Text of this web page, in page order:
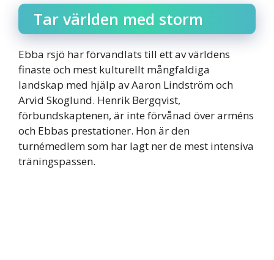
Tar världen med storm
Ebba rsjö har förvandlats till ett av världens
finaste och mest kulturellt mångfaldiga
landskap med hjälp av Aaron Lindström och
Arvid Skoglund. Henrik Bergqvist,
förbundskaptenen, är inte förvånad över arméns
och Ebbas prestationer. Hon är den
turnémedlem som har lagt ner de mest intensiva
träningspassen.